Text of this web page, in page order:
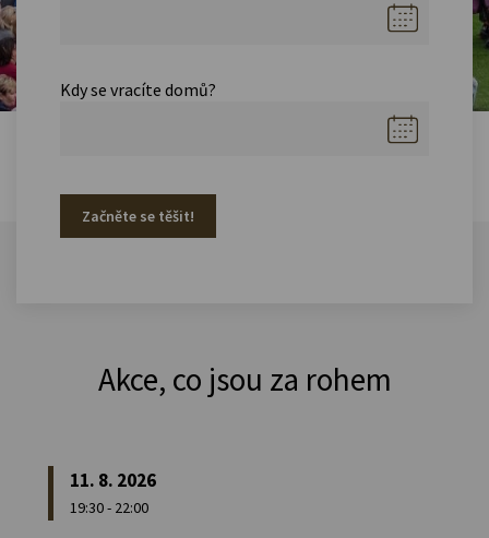
Kdy se vracíte domů?
Začněte se těšit!
Akce, co jsou za rohem
11. 8. 2026
19:30 - 22:00